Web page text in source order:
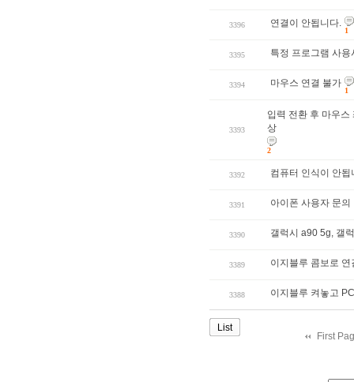
3396 연결이 안됩니다.
1
3395 특정 프로그램 사용
3394 마우스 연결 불가
1
3393
입력 전환 후 마우
상
2
3392 컴퓨터 인식이 안됩
3391 아이폰 사용자 문의
3390 갤럭시 a90 5g, 갤
3389 이지블루 콤보로
3388 이지블루 켜놓고
List
First